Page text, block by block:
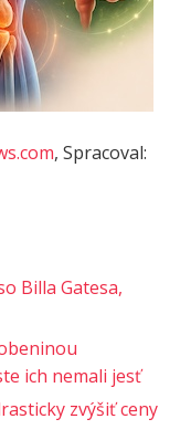
, Spracoval:
Billa Gatesa,
ich nemali jesť
zvýšiť ceny